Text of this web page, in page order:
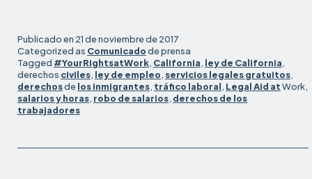
CleanNet,
alegando
violaciones
salarios
Publicado en 21 de noviembre de 2017
Categorized as Comunicadode prensa
Tagged #YourRightsatWork, California, ley de California,
derechos civiles, ley de empleo, servicios legales gratuitos,
derechosdelos inmigrantes, tráfico laboral, Legal Aid atWork,
salarios y horas, robo de salarios, derechos de los
trabajadores